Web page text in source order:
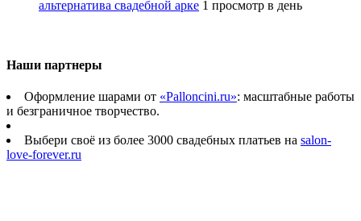
альтернатива свадебной арке 1 просмотр в день
Наши партнеры
Оформление шарами от «Palloncini.ru»: масштабные работы
и безграничное творчество.
Выбери своё из более 3000 свадебных платьев на salon-
love-forever.ru